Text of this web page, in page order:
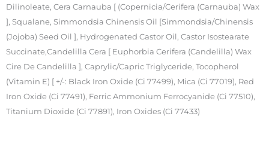
Dilinoleate, Cera Carnauba [ (Copernicia/Cerifera (Carnauba) Wax
], Squalane, Simmondsia Chinensis Oil [Simmondsia/Chinensis
(Jojoba) Seed Oil ], Hydrogenated Castor Oil, Castor Isostearate
Succinate,Candelilla Cera [ Euphorbia Cerifera (Candelilla) Wax
Cire De Candelilla ], Caprylic/Capric Triglyceride, Tocopherol
(Vitamin E) [ +/-: Black Iron Oxide (Ci 77499), Mica (Ci 77019), Red
Iron Oxide (Ci 77491), Ferric Ammonium Ferrocyanide (Ci 77510),
Titanium Dioxide (Ci 77891), Iron Oxides (Ci 77433)